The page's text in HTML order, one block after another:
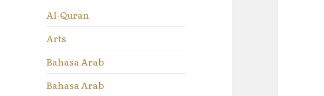
Al-Quran
Arts
Bahasa Arab
Bahasa Arab